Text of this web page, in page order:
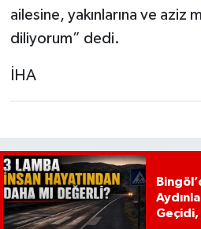
ailesine, yakınlarına ve aziz
diliyorum” dedi.
İHA
Geçidi,